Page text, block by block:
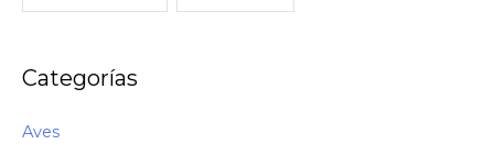
Categorías
Aves